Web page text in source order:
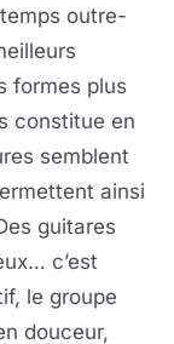
outre-
formes plus
constitue en
semblent
ainsi
guitares
c’est
le groupe
douceur,